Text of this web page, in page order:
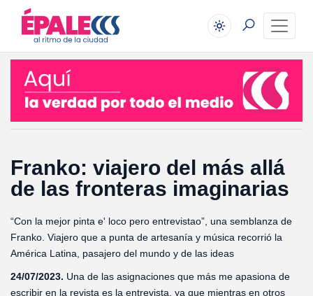
Franko: viajero del más allá
de las fronteras imaginarias
“Con la mejor pinta e' loco pero entrevistao”, una semblanza de
Franko. Viajero que a punta de artesanía y música recorrió la
América Latina, pasajero del mundo y de las ideas
24/07/2023. Una de las asignaciones que más me apasiona de
escribir en la revista es la entrevista, ya que mientras en otros